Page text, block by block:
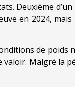
Deuxième
en 2024,
de poids
Malgré la